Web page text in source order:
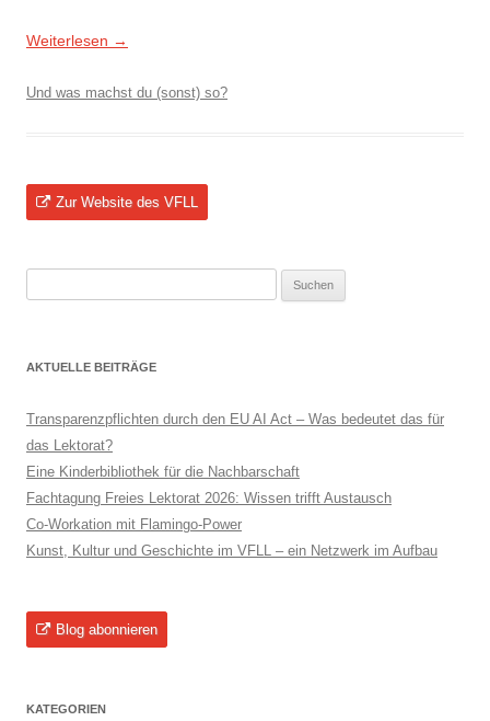
Weiterlesen →
Und was machst du (sonst) so?
Zur Website des VFLL
AKTUELLE BEITRÄGE
Transparenzpflichten durch den EU AI Act – Was bedeutet das für
das Lektorat?
Eine Kinderbibliothek für die Nachbarschaft
Fachtagung Freies Lektorat 2026: Wissen trifft Austausch
Co-Workation mit Flamingo-Power
Kunst, Kultur und Geschichte im VFLL – ein Netzwerk im Aufbau
Blog abonnieren
KATEGORIEN